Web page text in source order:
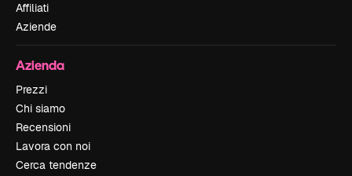
Affiliati
Aziende
Azienda
Prezzi
Chi siamo
Recensioni
Lavora con noi
Cerca tendenze